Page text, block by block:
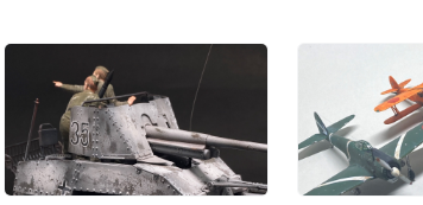
お葬式の際に顔に掛けたり、涙を拭う白
無地のハンカチは「亡くなった人を連想
させる」「悲しみを拭う」意味合いが強
いので相手が好きなカラーだったとして
も避けるのがいいですね誤解を招かない
ようにメッセージカードでポジティブな
言葉を添えておくのがいいですね！受け
ンプルな背景背景
の魅力をより引き
げました。✅ お
な配置大切な節目
体感を意識したレ
みを大切にしなが
き立てる一枚に仕
なイベントにも対応している最強角！カ
ップル似顔絵私磯野が最も得意としてい
る似顔絵おふたりの名前は勿論記念日に
Anniversaryなどをお描きすることが多い
です！ワンちゃん似顔絵愛すべきペット
さんの似顔絵もとても好まれます！我が
子を絵として残しておきたいのはお子さ